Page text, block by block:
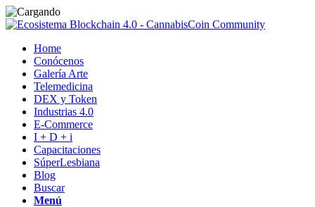
Home
Conócenos
Galería Arte
Telemedicina
DEX y Token
Industrias 4.0
E-Commerce
I + D + i
Capacitaciones
SúperLesbiana
Blog
Buscar
Menú